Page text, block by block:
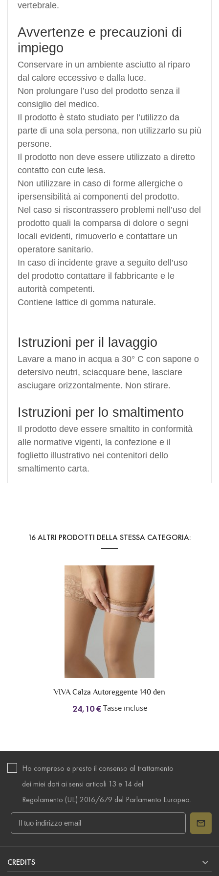
vertebrale.
Avvertenze e precauzioni di
impiego
Conservare in un ambiente asciutto al riparo
dal calore eccessivo e dalla luce.
Non prolungare l’uso del prodotto senza il
consiglio del medico.
Il prodotto è stato studiato per l’utilizzo da
parte di una sola persona, non utilizzarlo su più
persone.
Il prodotto non deve essere utilizzato a diretto
contatto con cute lesa.
Non utilizzare in caso di forme allergiche o
ipersensibilità ai componenti del prodotto.
Nel caso si riscontrassero problemi nell’uso del
prodotto quali la comparsa di dolore o segni
locali evidenti, rimuoverlo e contattare un
operatore sanitario.
In caso di incidente grave a seguito dell’uso
del prodotto contattare il fabbricante e le
autorità competenti.
Contiene lattice di gomma naturale.
Istruzioni per il lavaggio
Lavare a mano in acqua a 30° C con sapone o
detersivo neutri, sciacquare bene, lasciare
asciugare orizzontalmente. Non stirare.
Istruzioni per lo smaltimento
Il prodotto deve essere smaltito in conformità
alle normative vigenti, la confezione e il
foglietto illustrativo nei contenitori dello
smaltimento carta.
16 ALTRI PRODOTTI DELLA STESSA CATEGORIA:
VIVA Calza Autoreggente 140 den
24,10 €Tasse incluse
Ho compreso e presto il consenso al trattamento
dei miei dati ai sensi articoli 13 e 14 del
Regolamento (UE) 2016/679 del Parlamento Europeo.
CREDITS 